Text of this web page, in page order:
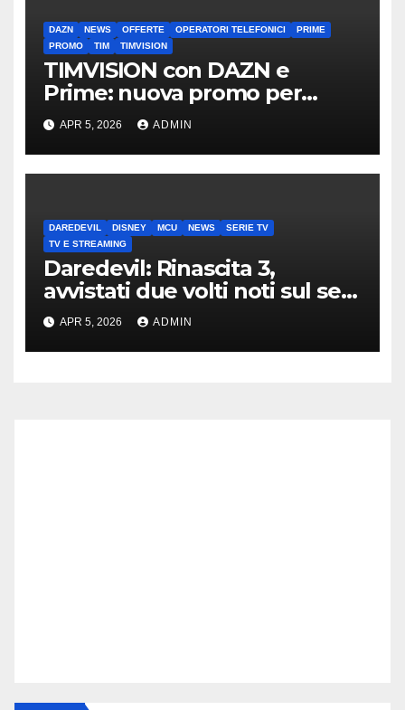
DAZN NEWS OFFERTE OPERATORI TELEFONICI
PRIME
PROMO
TIM TIMVISION
TIMVISION con DAZN e
Prime: nuova promo per
clienti TIM
APR 5, 2026 ADMIN
DAREDEVIL DISNEY MCU NEWS
SERIE TV
TV E STREAMING
Daredevil: Rinascita 3,
avvistati due volti noti sul set
di New York
APR 5, 2026 ADMIN